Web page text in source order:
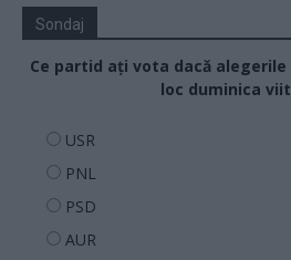
Sondaj
Ce partid ați vota dacă
loc duminica
USR
PNL
PSD
AUR